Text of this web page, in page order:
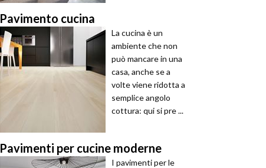
Pavimento cucina
La cucina è un
ambiente che non
può mancare in una
casa, anche se a
volte viene ridotta a
semplice angolo
cottura: qui si pre ...
Pavimenti per cucine moderne
I pavimenti per le